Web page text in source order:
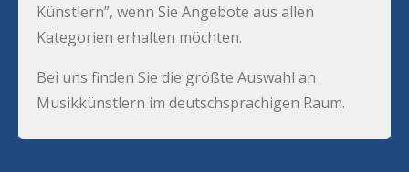
Künstlern”, wenn Sie Angebote aus allen
Kategorien erhalten möchten.
Bei uns finden Sie die größte Auswahl an
Musikkünstlern im deutschsprachigen Raum.